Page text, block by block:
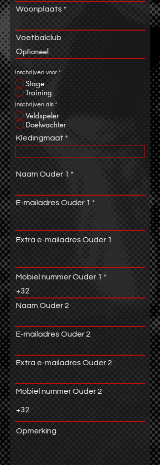
Woonplaats
Voetbalclub
Inschrijven voor *
Stage
Training
Inschrijven als *
Veldspeler
Doelwachter
Kledingmaat
Naam Ouder 1
E-mailadres Ouder 1
Extra e-mailadres Ouder 1
Mobiel nummer Ouder 1
Naam Ouder 2
E-mailadres Ouder 2
Extra e-mailadres Ouder 2
Mobiel nummer Ouder 2
Opmerking